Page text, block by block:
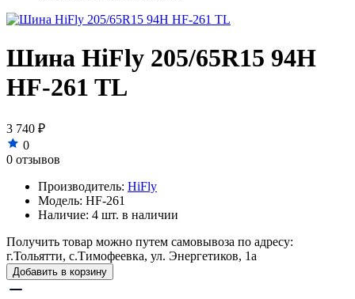
Шина HiFly 205/65R15 94H
HF-261 TL
3 740 ₽
0
0 отзывов
Производитель: HiFly
Модель: HF-261
Наличие: 4 шт. в наличии
Получить товар можно путем самовывоза по адресу:
г.Тольятти, с.Тимофеевка, ул. Энергетиков, 1а
Добавить в корзину